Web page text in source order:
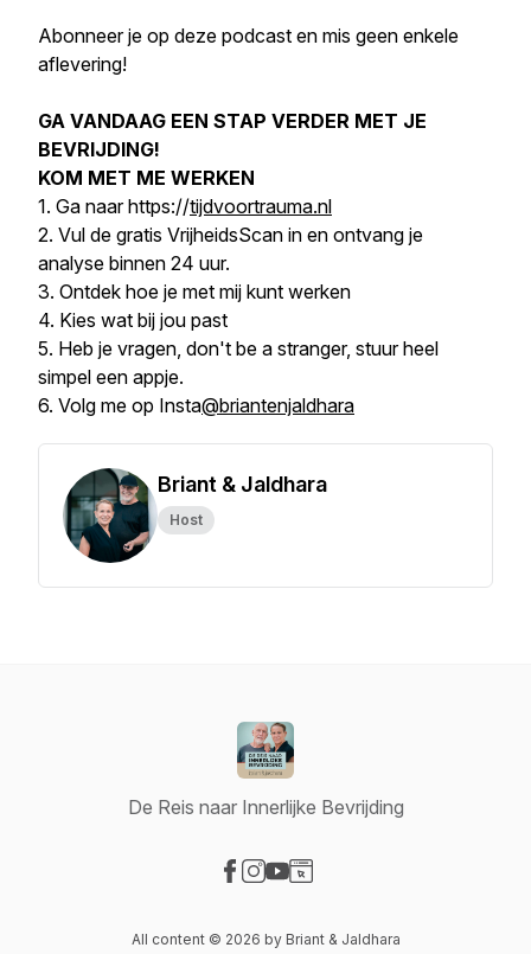
Abonneer je op deze podcast en mis geen enkele
aflevering!
GA VANDAAG EEN STAP VERDER MET JE
BEVRIJDING!
KOM MET ME WERKEN
1. Ga naar https://tijdvoortrauma.nl
2. Vul de gratis VrijheidsScan in en ontvang je
analyse binnen 24 uur.
3. Ontdek hoe je met mij kunt werken
4. Kies wat bij jou past
5. Heb je vragen, don't be a stranger, stuur heel
simpel een appje.
6. Volg me op Insta@briantenjaldhara
Briant & Jaldhara
Host
De Reis naar Innerlijke Bevrijding
All content © 2026 by Briant & Jaldhara